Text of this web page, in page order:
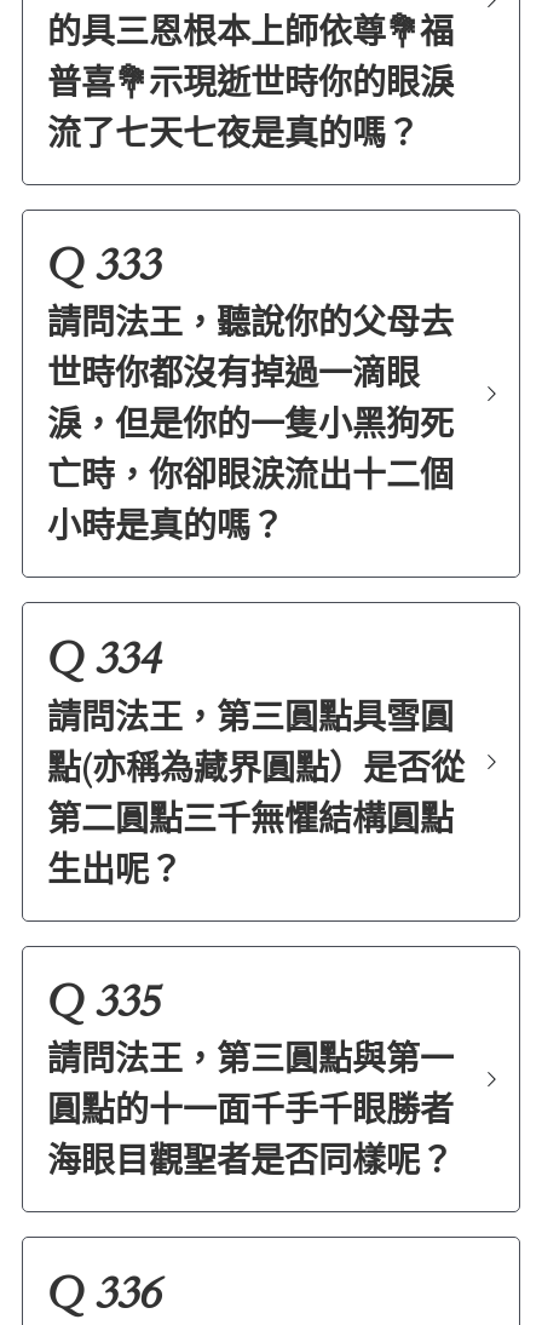
的具三恩根本上師依尊💐福
普喜💐示現逝世時你的眼淚
流了七天七夜是真的嗎？
Q 333
請問法王，聽說你的父母去
世時你都沒有掉過一滴眼
淚，但是你的一隻小黑狗死
亡時，你卻眼涙流出十二個
小時是真的嗎？
Q 334
請問法王，第三圓點具雪圓
點(亦稱為藏界圓點）是否從
第二圓點三千無懼結構圓點
生出呢？
Q 335
請問法王，第三圓點與第一
圓點的十一面千手千眼勝者
海眼目觀聖者是否同樣呢？
Q 336